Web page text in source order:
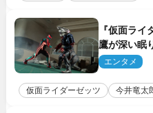
『仮面ライ
鷹が深い眠
エンタメ
仮面ライダーゼッツ 今井竜太